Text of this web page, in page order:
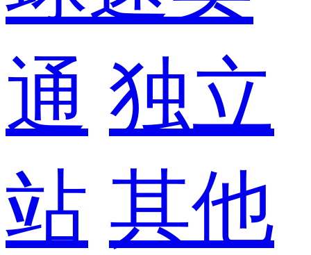
通 独立
站 其他